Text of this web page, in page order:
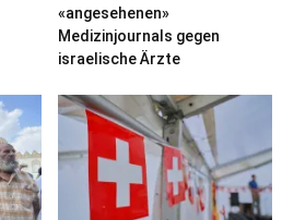
«angesehenen»
Medizinjournals gegen
israelische Ärzte